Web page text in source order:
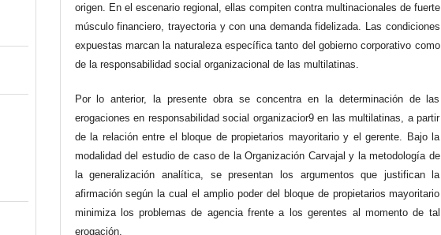
origen. En el escenario regional, ellas compiten contra multinacionales de fuerte
músculo financiero, trayectoria y con una demanda fidelizada. Las condiciones
expuestas marcan la naturaleza específica tanto del gobierno corporativo como
de la responsabilidad social organizacional de las multilatinas.
Por lo anterior, la presente obra se concentra en la determinación de las
erogaciones en responsabilidad social organizacior9 en las multilatinas, a partir
de la relación entre el bloque de propietarios mayoritario y el gerente. Bajo la
modalidad del estudio de caso de la Organización Carvajal y la metodología de
la generalización analítica, se presentan los argumentos que justifican la
afirmación según la cual el amplio poder del bloque de propietarios mayoritario
minimiza los problemas de agencia frente a los gerentes al momento de tal
erogación.